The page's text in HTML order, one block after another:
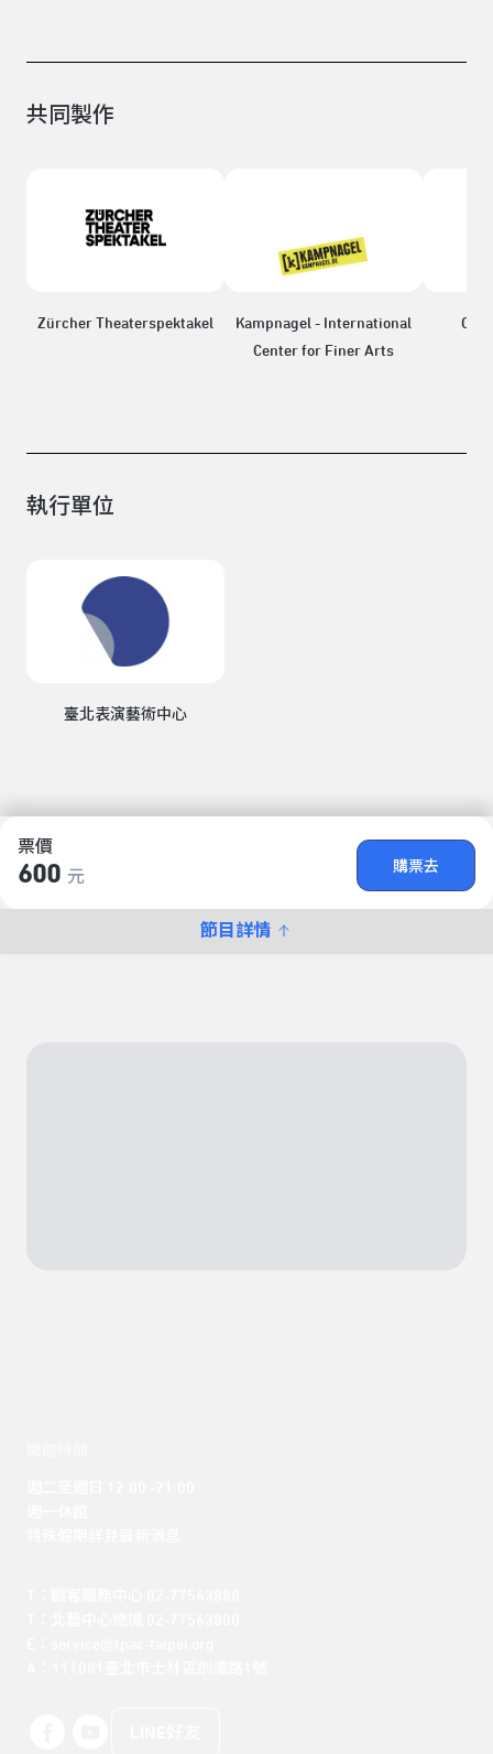
票價
600 元
購票去
節目詳情
共同製作
Zürcher Theaterspektakel
Kampnagel - International
Center for Finer Arts
Ob/
執行單位
臺北表演藝術中心